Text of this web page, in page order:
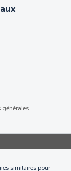
générales
similaires pour